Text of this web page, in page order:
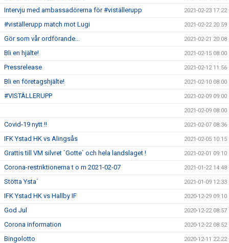
Intervju med ambassadörerna för #viställerupp 2021-02-23 17:22
#viställerupp match mot Lugi 2021-02-22 20:59
Gör som vår ordförande... 2021-02-21 20:08
Bli en hjälte! 2021-02-15 08:00
Pressrelease 2021-02-12 11:56
Bli en företagshjälte! 2021-02-10 08:00
#VISTÄLLERUPP 2021-02-09 09:00
2021-02-09 08:00
Covid-19 nytt !! 2021-02-07 08:36
IFK Ystad HK vs Alingsås 2021-02-05 10:15
Grattis till VM silvret `Gotte` och hela landslaget ! 2021-02-01 09:10
Corona-restriktionerna t o m 2021-02-07 2021-01-22 14:48
Stötta Ysta´ 2021-01-09 12:33
IFK Ystad HK vs Hallby IF 2020-12-29 09:10
God Jul 2020-12-22 08:57
Corona information 2020-12-22 08:52
Bingolotto 2020-12-11 22:22